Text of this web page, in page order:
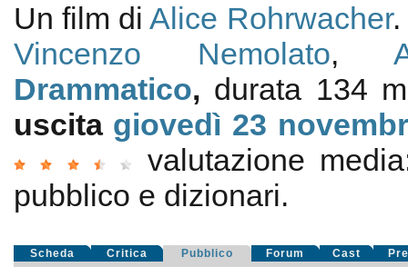
Un film diAlice Rohrwacher.
Vincenzo Nemolato,
Drammatico, durata 134
uscita giovedì 23
valutazione
pubblico e dizionari.
Scheda Critica Pubblico Forum Cast